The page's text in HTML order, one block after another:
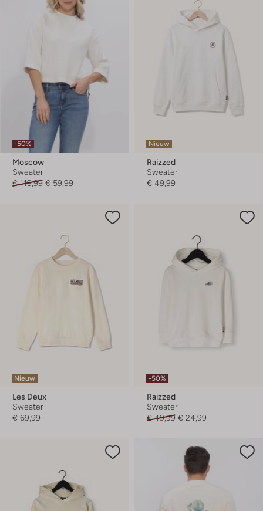
-50%
Moscow
Sweater
€ 119,99 € 59,99
Nieuw
Raizzed
Sweater
€ 49,99
Nieuw
Les Deux
Sweater
€ 69,99
-50%
Raizzed
Sweater
€ 49,99 € 24,99